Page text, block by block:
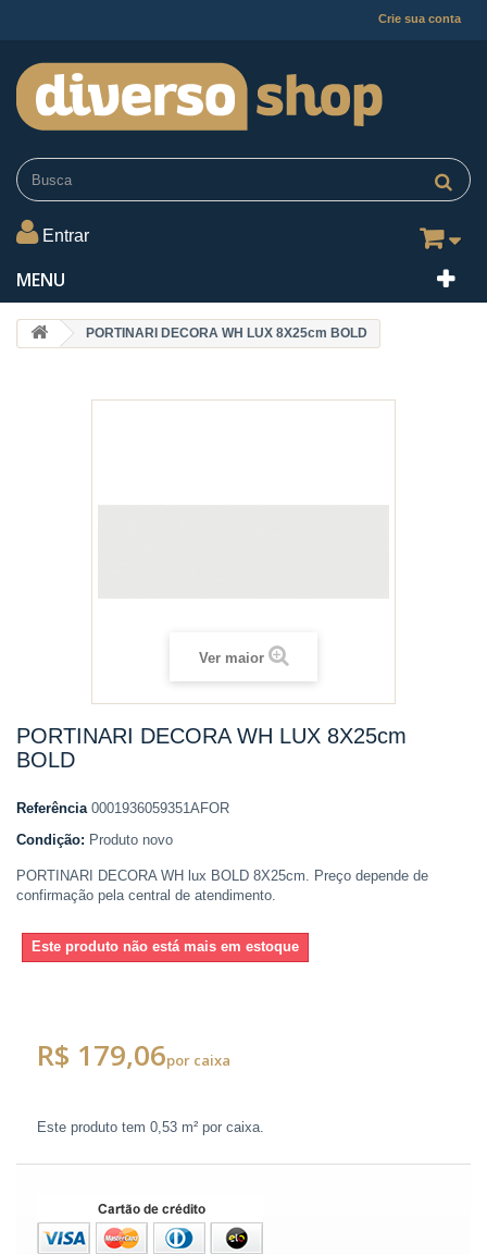
Crie sua conta
Entrar
MENU
PORTINARI DECORA WH LUX 8X25cm BOLD
Ver maior
PORTINARI DECORA WH LUX 8X25cm
BOLD
Referência 0001936059351AFOR
Condição: Produto novo
PORTINARI DECORA WH lux BOLD 8X25cm. Preço depende de
confirmação pela central de atendimento.
Este produto não está mais em estoque
R$ 179,06por caixa
Este produto tem 0,53 m² por caixa.